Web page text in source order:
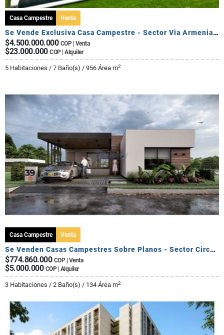
Casa Campestre Venta
Se Vende Exclusiva Casa Campestre - Sector Via Armenia Calarca
$4.500.000.000 COP | Venta
$23.000.000 COP | Alquiler
5 Habitaciones / 7 Baño(s) / 956 Área m2
Casa Campestre Venta
Se Venden Casas Campestres Sobre Planos - Sector Circasia
$774.860.000 COP | Venta
$5.000.000 COP | Alquiler
3 Habitaciones / 2 Baño(s) / 134 Área m2